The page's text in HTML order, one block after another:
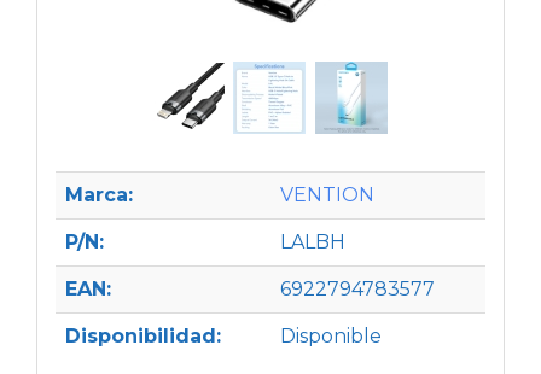
Marca: VENTION
P/N: LALBH
EAN: 6922794783577
Disponibilidad: Disponible